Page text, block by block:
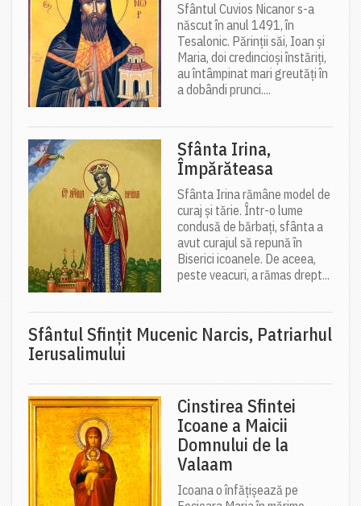
Sfântul Cuvios Nicanor s-a
născut în anul 1491, în
Tesalonic. Părinții săi, Ioan și
Maria, doi credincioși înstăriți,
au întâmpinat mari greutăți în
a dobândi prunci....
Sfânta Irina,
Împărăteasa
Sfânta Irina rămâne model de
curaj și tărie. Într-o lume
condusă de bărbați, sfânta a
avut curajul să repună în
Biserici icoanele. De aceea,
peste veacuri, a rămas drept...
Sfântul Sfinţit Mucenic Narcis, Patriarhul
Ierusalimului
Cinstirea Sfintei
Icoane a Maicii
Domnului de la
Valaam
Icoana o înfățișează pe